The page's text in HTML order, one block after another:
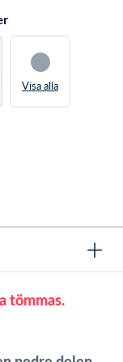
Visa alla
tömmas.